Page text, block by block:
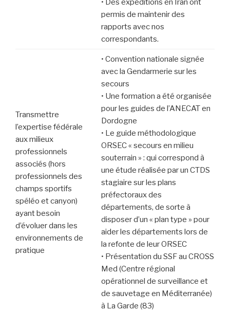
• Des expéditions en Iran ont
permis de maintenir des
rapports avec nos
correspondants.
Transmettre
l’expertise fédérale
aux milieux
professionnels
associés (hors
professionnels des
champs sportifs
spéléo et canyon)
ayant besoin
d’évoluer dans les
environnements de
pratique
• Convention nationale signée
avec la Gendarmerie sur les
secours
• Une formation a été organisée
pour les guides de l’ANECAT en
Dordogne
• Le guide méthodologique
ORSEC « secours en milieu
souterrain » : qui correspond à
une étude réalisée par un CTDS
stagiaire sur les plans
préfectoraux des
départements, de sorte à
disposer d’un « plan type » pour
aider les départements lors de
la refonte de leur ORSEC
• Présentation du SSF au CROSS
Med (Centre régional
opérationnel de surveillance et
de sauvetage en Méditerranée)
à La Garde (83)